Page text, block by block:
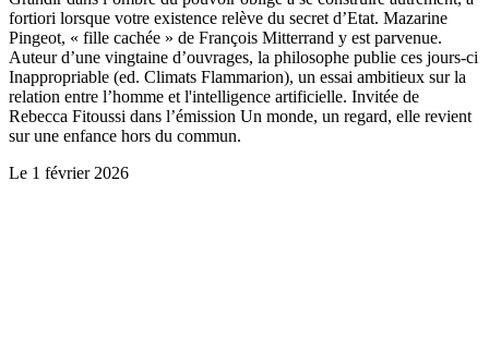
fortiori lorsque votre existence relève du secret d’Etat. Mazarine
Pingeot, « fille cachée » de François Mitterrand y est parvenue.
Auteur d’une vingtaine d’ouvrages, la philosophe publie ces jours-ci
Inappropriable (ed. Climats Flammarion), un essai ambitieux sur la
relation entre l’homme et l'intelligence artificielle. Invitée de
Rebecca Fitoussi dans l’émission Un monde, un regard, elle revient
sur une enfance hors du commun.
Le 1 février 2026